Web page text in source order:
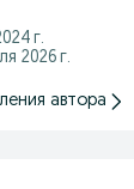
г.
2026 г.
автора